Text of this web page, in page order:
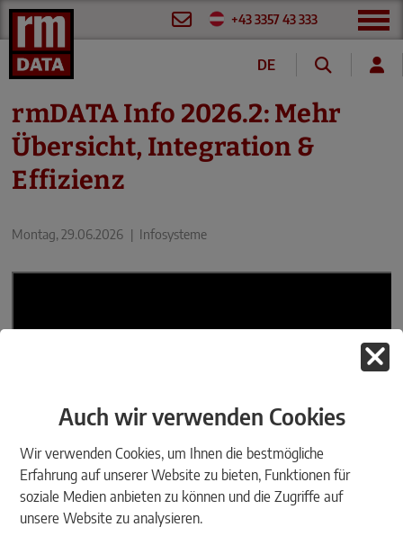
Auch wir verwenden Cookies
Wir verwenden Cookies, um Ihnen die bestmögliche
Erfahrung auf unserer Website zu bieten, Funktionen für
soziale Medien anbieten zu können und die Zugriffe auf
unsere Website zu analysieren.
+43 3357 43 333
DE
rmDATA Info 2026.2: Mehr
Übersicht, Integration &
Effizienz
Montag, 29.06.2026 | Infosysteme